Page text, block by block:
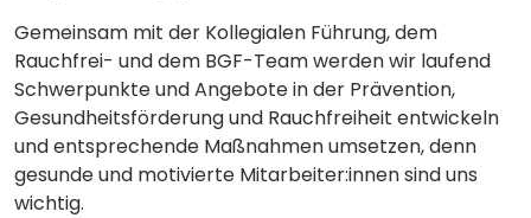
Gemeinsam mit der Kollegialen Führung, dem
Rauchfrei- und dem BGF-Team werden wir laufend
Schwerpunkte und Angebote in der Prävention,
Gesundheitsförderung und Rauchfreiheit entwickeln
und entsprechende Maßnahmen umsetzen, denn
gesunde und motivierte Mitarbeiter:innen sind uns
wichtig.